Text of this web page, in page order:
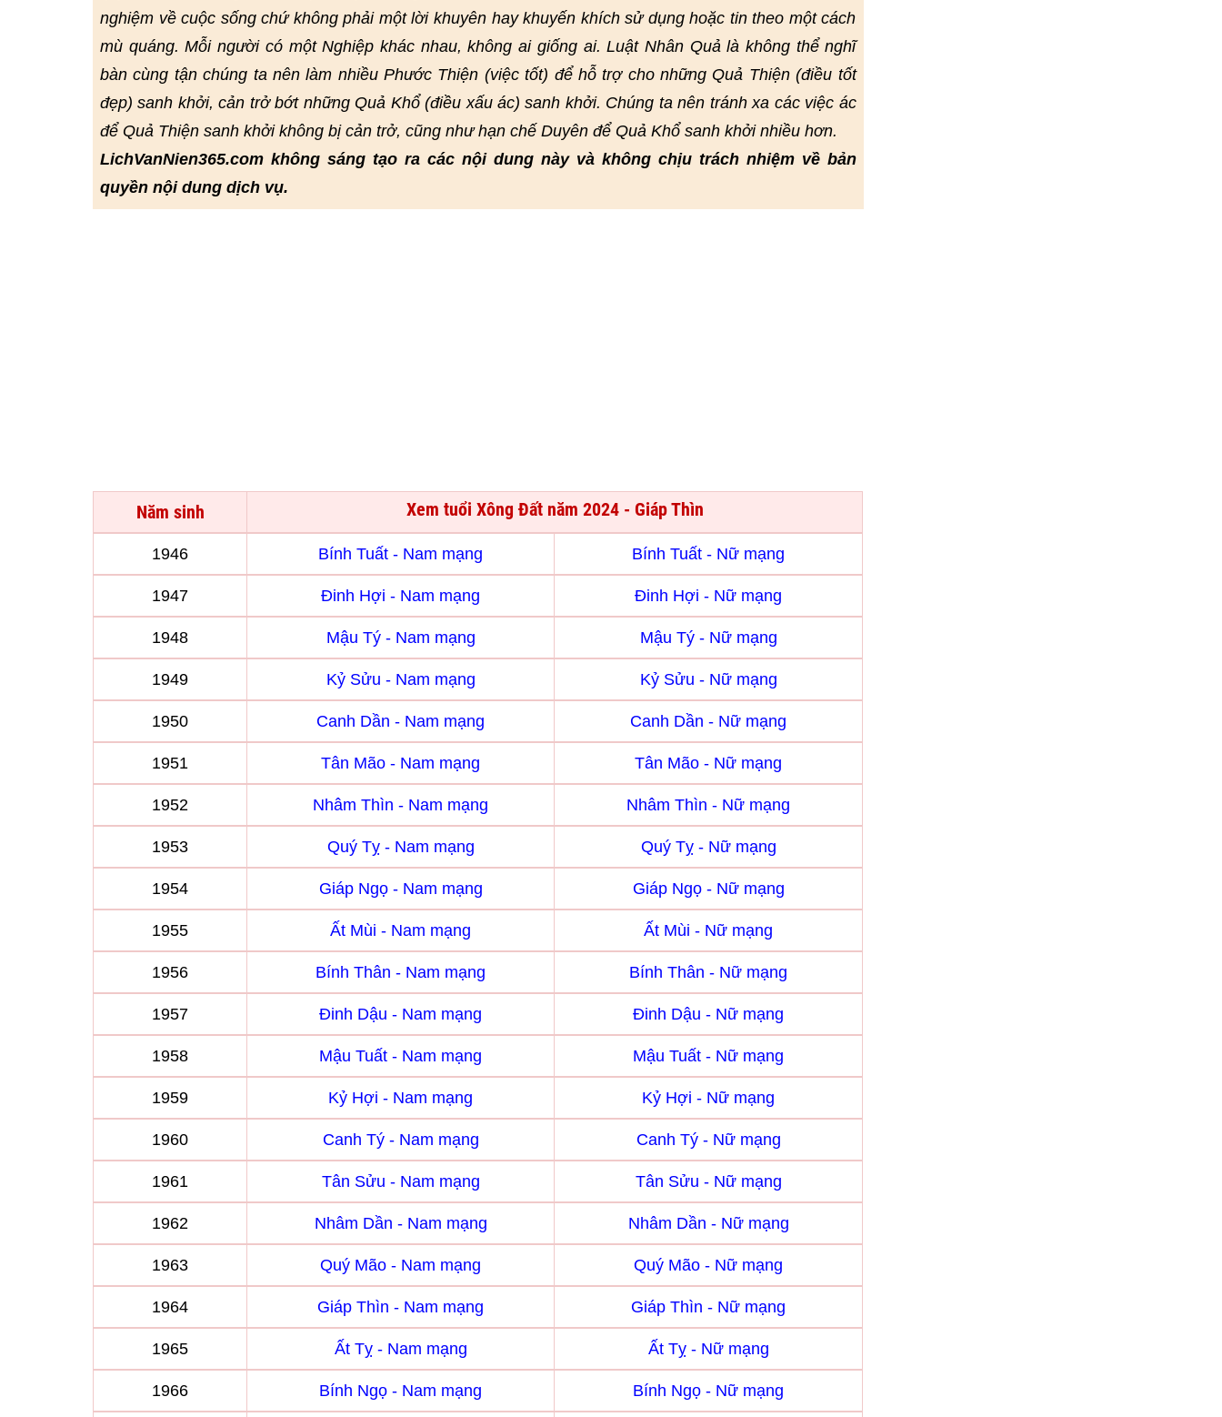
nghiệm về cuộc sống chứ không phải một lời khuyên hay khuyến khích sử dụng hoặc tin theo một cách
mù quáng. Mỗi người có một Nghiệp khác nhau, không ai giống ai. Luật Nhân Quả là không thể nghĩ
bàn cùng tận chúng ta nên làm nhiều Phước Thiện (việc tốt) để hỗ trợ cho những Quả Thiện (điều tốt
đẹp) sanh khởi, cản trở bớt những Quả Khổ (điều xấu ác) sanh khởi. Chúng ta nên tránh xa các việc ác
để Quả Thiện sanh khởi không bị cản trở, cũng như hạn chế Duyên để Quả Khổ sanh khởi nhiều hơn.
LichVanNien365.com không sáng tạo ra các nội dung này và không chịu trách nhiệm về bản
quyền nội dung dịch vụ.
Năm sinh Xem tuổi Xông Đất năm 2024 - Giáp Thìn
1946 Bính Tuất - Nam mạng Bính Tuất - Nữ mạng
1947 Đinh Hợi - Nam mạng Đinh Hợi - Nữ mạng
1948 Mậu Tý - Nam mạng Mậu Tý - Nữ mạng
1949 Kỷ Sửu - Nam mạng Kỷ Sửu - Nữ mạng
1950 Canh Dần - Nam mạng Canh Dần - Nữ mạng
1951 Tân Mão - Nam mạng Tân Mão - Nữ mạng
1952 Nhâm Thìn - Nam mạng Nhâm Thìn - Nữ mạng
1953 Quý Tỵ - Nam mạng Quý Tỵ - Nữ mạng
1954 Giáp Ngọ - Nam mạng Giáp Ngọ - Nữ mạng
1955 Ất Mùi - Nam mạng Ất Mùi - Nữ mạng
1956 Bính Thân - Nam mạng Bính Thân - Nữ mạng
1957 Đinh Dậu - Nam mạng Đinh Dậu - Nữ mạng
1958 Mậu Tuất - Nam mạng Mậu Tuất - Nữ mạng
1959 Kỷ Hợi - Nam mạng Kỷ Hợi - Nữ mạng
1960 Canh Tý - Nam mạng Canh Tý - Nữ mạng
1961 Tân Sửu - Nam mạng Tân Sửu - Nữ mạng
1962 Nhâm Dần - Nam mạng Nhâm Dần - Nữ mạng
1963 Quý Mão - Nam mạng Quý Mão - Nữ mạng
1964 Giáp Thìn - Nam mạng Giáp Thìn - Nữ mạng
1965 Ất Tỵ - Nam mạng Ất Tỵ - Nữ mạng
1966 Bính Ngọ - Nam mạng Bính Ngọ - Nữ mạng